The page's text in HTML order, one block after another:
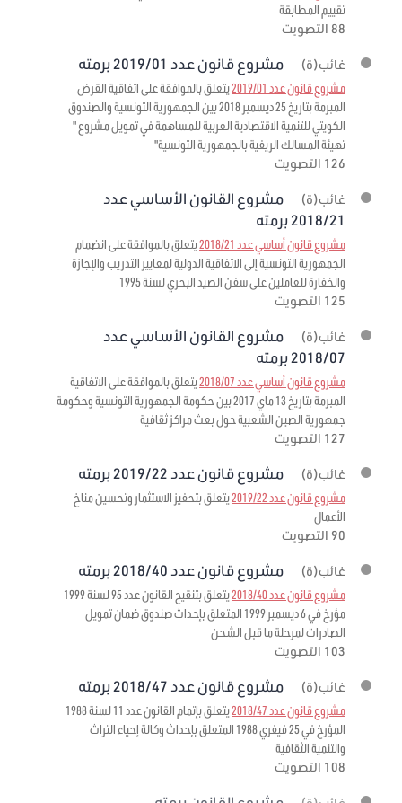
تقييم المطابقة
88 التصويت
غائب(ة) مشروع قانون عدد 2019/01 برمته
مشروع قانون عدد 2019/01
يتعلق بالموافقة على اتفاقية القرض
المبرمة بتاريخ 25 ديسمبر 2018 بين الجمهورية التونسية والصندوق
الكويتي للتنمية الاقتصادية العربية للمساهمة في تمويل مشروع "
تهيئة المسالك الريفية بالجمهورية التونسية"
126 التصويت
غائب(ة)
مشروع القانون الأساسي عدد
2018/21 برمته
مشروع قانون أساسي عدد 2018/21
يتعلق بالموافقة على انضمام
الجمهورية التونسية إلى الاتفاقية الدولية لمعايير التدريب والإجازة
والخفارة للعاملين على سفن الصيد البحري لسنة 1995
125 التصويت
غائب(ة)
مشروع القانون الأساسي عدد
2018/07 برمته
مشروع قانون أساسي عدد 2018/07
يتعلق بالموافقة على الاتفاقية
المبرمة بتاريخ 13 ماي 2017 بين حكومة الجمهورية التونسية وحكومة
جمهورية الصين الشعبية حول بعث مراكز ثقافية
127 التصويت
غائب(ة) مشروع قانون عدد 2019/22 برمته
مشروع قانون عدد 2019/22
يتعلق بتحفيز الاستثمار وتحسين مناخ
الأعمال
90 التصويت
غائب(ة) مشروع قانون عدد 2018/40 برمته
مشروع قانون عدد 2018/40
يتعلق بتنقيح القانون عدد 95 لسنة 1999
مؤرخ في 6 ديسمبر 1999 المتعلق بإحداث صندوق ضمان تمويل
الصادرات لمرحلة ما قبل الشحن
103 التصويت
غائب(ة) مشروع قانون عدد 2018/47 برمته
مشروع قانون عدد 2018/47
يتعلق بإتمام القانون عدد 11 لسنة 1988
المؤرخ في 25 فيفري 1988 المتعلق بإحداث وكالة إحياء التراث
والتنمية الثقافية
108 التصويت